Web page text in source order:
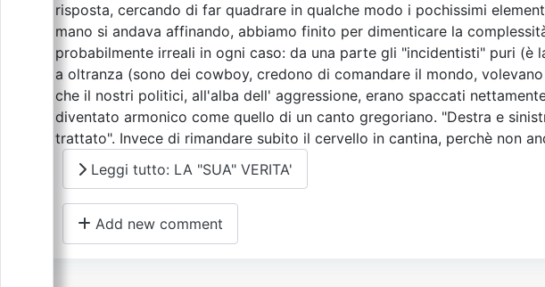
risposta, cercando di far quadrare in qualche modo i pochissimi
mano si andava affinando, abbiamo finito per dimenticare la
probabilmente irreali in ogni caso: da una parte gli "incidentisti" puri
a oltranza (sono dei cowboy, credono di comandare il mondo,
che il nostri politici, all'alba dell' aggressione, erano spaccati
diventato armonico come quello di un canto gregoriano. "Destra e
trattato". Invece di rimandare subito il cervello in cantina, perchè non
Leggi tutto: LA "SUA" VERITA'
Add new comment